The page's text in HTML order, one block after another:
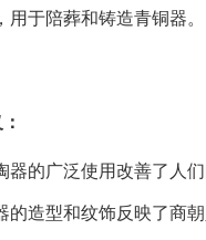
于陪葬和铸造青铜器。
器的广泛使用改善了人
的造型和纹饰反映了商